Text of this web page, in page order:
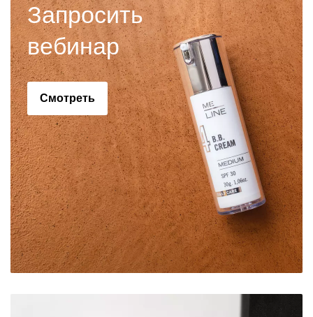
Запросить
вебинар
Смотреть